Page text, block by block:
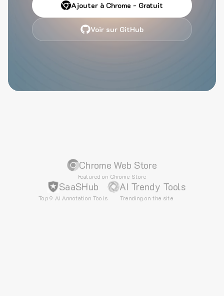
Ajouter à Chrome - Gratuit
Voir sur GitHub
Chrome Web Store
Featured on Chrome Store
SaaSHub
Top 9 AI Annotation Tools
AI Trendy Tools
Trending on the site